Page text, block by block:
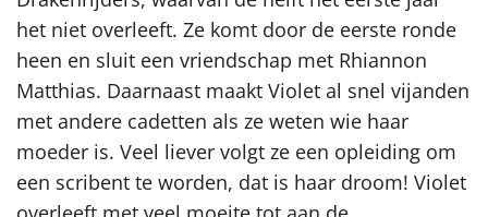
het niet overleeft. Ze komt door de eerste ronde
heen en sluit een vriendschap met Rhiannon
Matthias. Daarnaast maakt Violet al snel vijanden
met andere cadetten als ze weten wie haar
moeder is. Veel liever volgt ze een opleiding om
een scribent te worden, dat is haar droom! Violet